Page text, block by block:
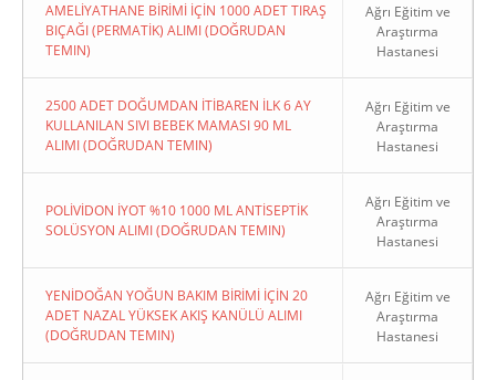
AMELİYATHANE BİRİMİ İÇİN 1000 ADET TIRAŞ
BIÇAĞI (PERMATİK) ALIMI (DOĞRUDAN
TEMIN)
Ağrı Eğitim ve
Araştırma
Hastanesi
2500 ADET DOĞUMDAN İTİBAREN İLK 6 AY
KULLANILAN SIVI BEBEK MAMASI 90 ML
ALIMI (DOĞRUDAN TEMIN)
Ağrı Eğitim ve
Araştırma
Hastanesi
POLİVİDON İYOT %10 1000 ML ANTİSEPTİK
SOLÜSYON ALIMI (DOĞRUDAN TEMIN)
Ağrı Eğitim ve
Araştırma
Hastanesi
YENİDOĞAN YOĞUN BAKIM BİRİMİ İÇİN 20
ADET NAZAL YÜKSEK AKIŞ KANÜLÜ ALIMI
(DOĞRUDAN TEMIN)
Ağrı Eğitim ve
Araştırma
Hastanesi